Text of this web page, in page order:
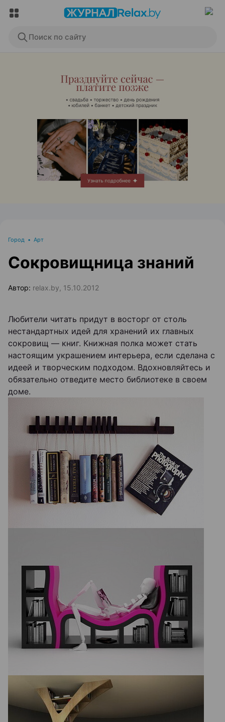
Поиск по сайту
ЭФФЕКТИВНАЯ РЕКЛАМА НА САЙТЕ
Город • Арт
Сокровищница знаний
Автор: relax.by, 15.10.2012
Любители читать придут в восторг от столь
нестандартных идей для хранений их главных
сокровищ — книг. Книжная полка может стать
настоящим украшением интерьера, если сделана с
идеей и творческим подходом. Вдохновляйтесь и
обязательно отведите место библиотеке в своем
доме.